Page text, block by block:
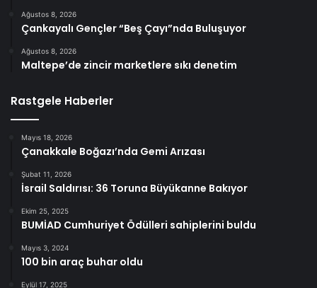
Ağustos 8, 2026
Çankayalı Gençler “Beş Çayı”nda Buluşuyor
Ağustos 8, 2026
Maltepe’de zincir marketlere sıkı denetim
Rastgele Haberler
Mayıs 18, 2026
Çanakkale Boğazı’nda Gemi Arızası
Şubat 11, 2026
İsrail Saldırısı: 36 Toruna Büyükanne Bakıyor
Ekim 25, 2025
BUMİAD Cumhuriyet Ödülleri sahiplerini buldu
Mayıs 3, 2024
100 bin araç buhar oldu
Eylül 17, 2025